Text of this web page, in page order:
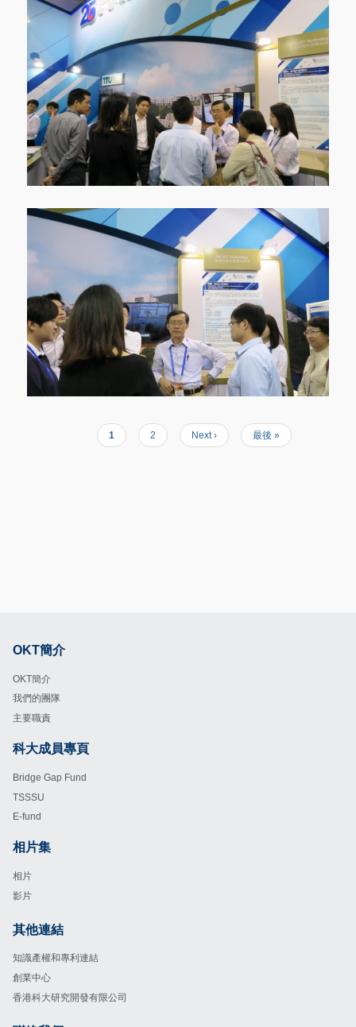
目
前
1
頁
面
2
Next
page
Next ›
Last
page
最後 »
Footer
OKT簡介
OKT簡介
我們的團隊
主要職責
Footer
科大成員專頁
Bridge Gap Fund
TSSSU
E-fund
相片集
相片
影片
Footer
其他連結
知識產權和專利連結
創業中心
香港科大研究開發有限公司